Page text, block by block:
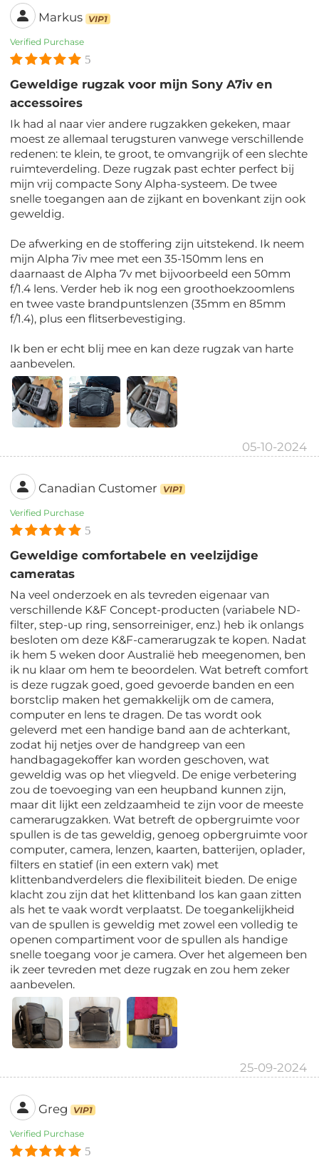
Markus VIP1
Verified Purchase
5
Geweldige rugzak voor mijn Sony A7iv en
accessoires
Ik had al naar vier andere rugzakken gekeken, maar
moest ze allemaal terugsturen vanwege verschillende
redenen: te klein, te groot, te omvangrijk of een slechte
ruimteverdeling. Deze rugzak past echter perfect bij
mijn vrij compacte Sony Alpha-systeem. De twee
snelle toegangen aan de zijkant en bovenkant zijn ook
geweldig.
De afwerking en de stoffering zijn uitstekend. Ik neem
mijn Alpha 7iv mee met een 35-150mm lens en
daarnaast de Alpha 7v met bijvoorbeeld een 50mm
f/1.4 lens. Verder heb ik nog een groothoekzoomlens
en twee vaste brandpuntslenzen (35mm en 85mm
f/1.4), plus een flitserbevestiging.
Ik ben er echt blij mee en kan deze rugzak van harte
aanbevelen.
05-10-2024
Canadian Customer VIP1
Verified Purchase
5
Geweldige comfortabele en veelzijdige
cameratas
Na veel onderzoek en als tevreden eigenaar van
verschillende K&F Concept-producten (variabele ND-
filter, step-up ring, sensorreiniger, enz.) heb ik onlangs
besloten om deze K&F-camerarugzak te kopen. Nadat
ik hem 5 weken door Australië heb meegenomen, ben
ik nu klaar om hem te beoordelen. Wat betreft comfort
is deze rugzak goed, goed gevoerde banden en een
borstclip maken het gemakkelijk om de camera,
computer en lens te dragen. De tas wordt ook
geleverd met een handige band aan de achterkant,
zodat hij netjes over de handgreep van een
handbagagekoffer kan worden geschoven, wat
geweldig was op het vliegveld. De enige verbetering
zou de toevoeging van een heupband kunnen zijn,
maar dit lijkt een zeldzaamheid te zijn voor de meeste
camerarugzakken. Wat betreft de opbergruimte voor
spullen is de tas geweldig, genoeg opbergruimte voor
computer, camera, lenzen, kaarten, batterijen, oplader,
filters en statief (in een extern vak) met
klittenbandverdelers die flexibiliteit bieden. De enige
klacht zou zijn dat het klittenband los kan gaan zitten
als het te vaak wordt verplaatst. De toegankelijkheid
van de spullen is geweldig met zowel een volledig te
openen compartiment voor de spullen als handige
snelle toegang voor je camera. Over het algemeen ben
ik zeer tevreden met deze rugzak en zou hem zeker
aanbevelen.
25-09-2024
Greg VIP1
Verified Purchase
5